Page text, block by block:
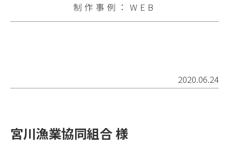
制作事例：WEB
2020.06.24
宮川漁業協同組合 様